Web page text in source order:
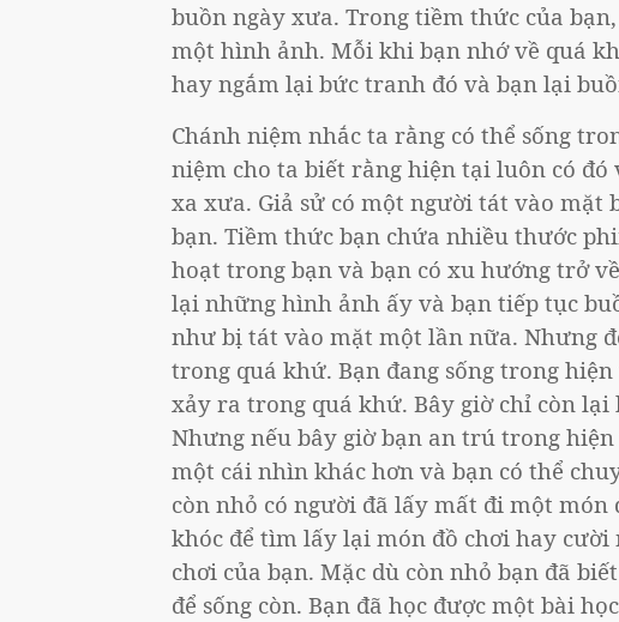
buồn ngày xưa. Trong tiềm thức của
một hình ảnh. Mỗi khi bạn nhớ về quá
hay ngắm lại bức tranh đó và bạn lại
Chánh niệm nhắc ta rằng có thể sống
niệm cho ta biết rằng hiện tại luôn có
xa xưa. Giả sử có một người tát vào
bạn. Tiềm thức bạn chứa nhiều thước
hoạt trong bạn và bạn có xu hướng trở
lại những hình ảnh ấy và bạn tiếp tục
như bị tát vào mặt một lần nữa. Nhưng
trong quá khứ. Bạn đang sống trong
xảy ra trong quá khứ. Bây giờ chỉ còn
Nhưng nếu bây giờ bạn an trú trong
một cái nhìn khác hơn và bạn có thể
còn nhỏ có người đã lấy mất đi một món
khóc để tìm lấy lại món đồ chơi hay
chơi của bạn. Mặc dù còn nhỏ bạn đã
để sống còn. Bạn đã học được một bài